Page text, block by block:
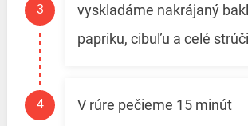
vyskladáme nakrájaný
papriku, cibuľu a celé
V rúre pečieme 15 minút